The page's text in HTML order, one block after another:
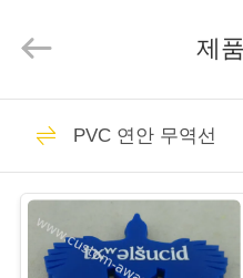
제
centre
company
Reserved.
관례는
합니다
제
PVC 연안 무역선